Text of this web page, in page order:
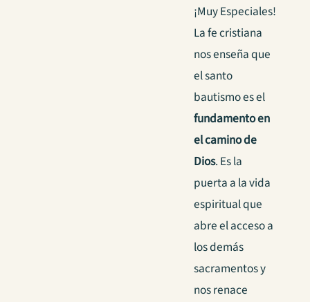
¡Muy Especiales!
La fe cristiana
nos enseña que
el santo
bautismo es el
fundamento en
el camino de
Dios. Es la
puerta a la vida
espiritual que
abre el acceso a
los demás
sacramentos y
nos renace